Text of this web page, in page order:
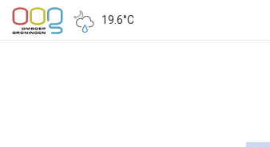
19.6°C